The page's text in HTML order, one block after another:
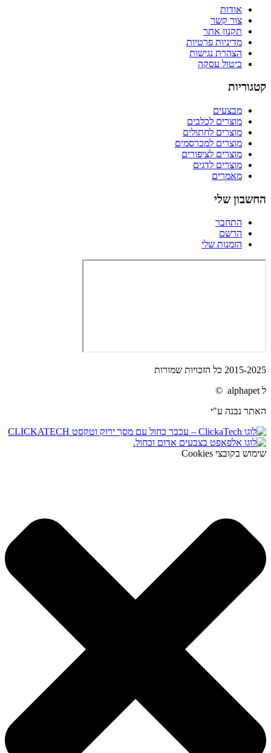
אודות
צור קשר
תקנון אתר
מדיניות פרטיות
הצהרת נגישות
ביטול עסקה
קטגוריות
מבצעים
מוצרים לכלבים
מוצרים לחתולים
מוצרים למכרסמים
מוצרים לציפורים
מוצרים לדגים
מאמרים
החשבון שלי
התחבר
הרשם
הזמנות שלי
2015-2025 כל הזכויות שמורות
ל alphapet ©
האתר נבנה ע"י
שימוש בקובצי Cookies